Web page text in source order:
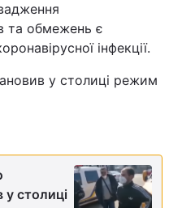
та обмежень є
інфекції.
у столиці режим
столиці